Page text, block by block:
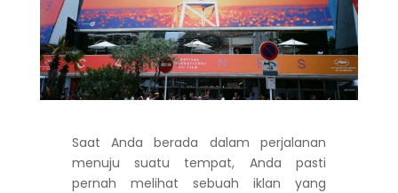
Saat Anda berada dalam perjalanan
menuju suatu tempat, Anda pasti
pernah melihat sebuah iklan yang